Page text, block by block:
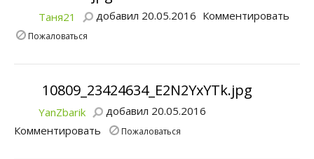
Таня21 добавил 20.05.2016 Комментировать
Пожаловаться
10809_23424634_E2N2YxYTk.jpg
YanZbarik
добавил 20.05.2016
Комментировать
Пожаловаться